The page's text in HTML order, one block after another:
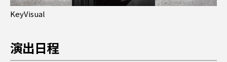
KeyVisual
演出日程